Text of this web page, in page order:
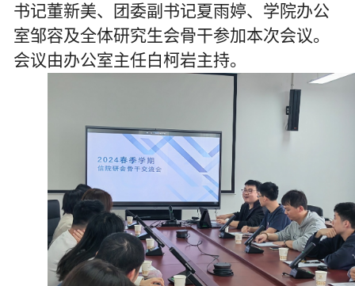
书记董新美、团委副书记夏雨婷、学院办公
室邹容及全体研究生会骨干参加本次会议。
会议由办公室主任白柯岩主持。